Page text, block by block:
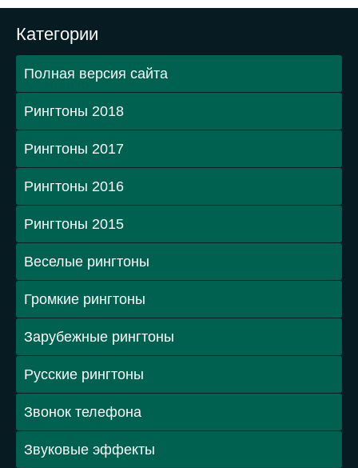
Категории
Полная версия сайта
Рингтоны 2018
Рингтоны 2017
Рингтоны 2016
Рингтоны 2015
Веселые рингтоны
Громкие рингтоны
Зарубежные рингтоны
Русские рингтоны
Звонок телефона
Звуковые эффекты